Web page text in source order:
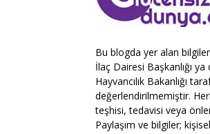
Bu blogda yer alan bilgiler,
İlaç Dairesi Başkanlığı ya
Hayvancılık Bakanlığı
değerlendirilmemiştir.
teşhisi, tedavisi veya
Paylaşım ve bilgiler;